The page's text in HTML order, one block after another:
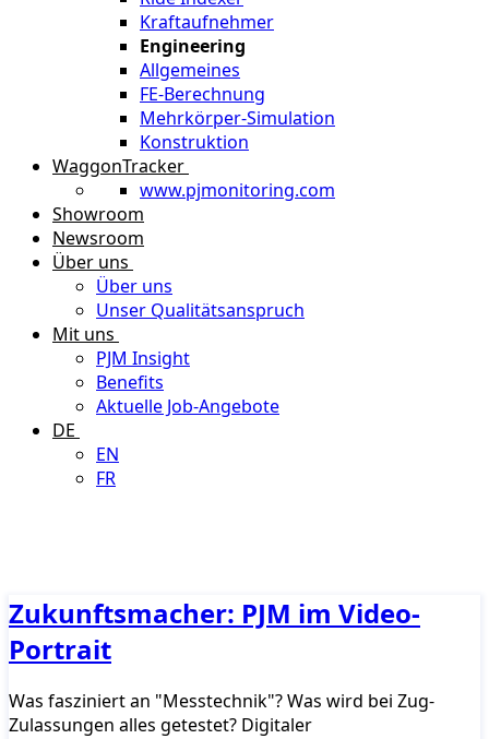
Kraftaufnehmer
Engineering
Allgemeines
FE-Berechnung
Mehrkörper-Simulation
Konstruktion
WaggonTracker
www.pjmonitoring.com
Showroom
Newsroom
Über uns
Über uns
Unser Qualitätsanspruch
Mit uns
PJM Insight
Benefits
Aktuelle Job-Angebote
DE
EN
FR
Zukunftsmacher: PJM im Video-
Portrait
Was fasziniert an "Messtechnik"? Was wird bei Zug-
Zulassungen alles getestet? Digitaler